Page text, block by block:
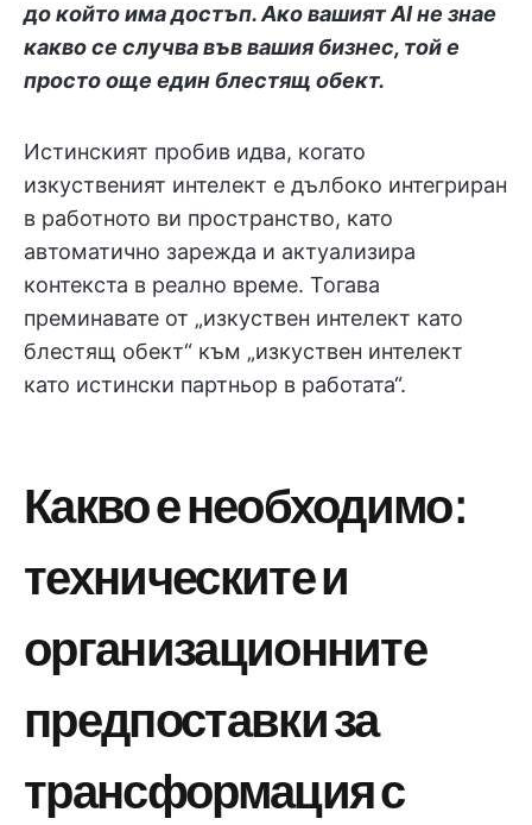
до който има достъп. Ако вашият AI не знае
какво се случва във вашия бизнес, той е
просто още един блестящ обект.
Истинският пробив идва, когато
изкуственият интелект е дълбоко интегриран
в работното ви пространство, като
автоматично зарежда и актуализира
контекста в реално време. Тогава
преминавате от „изкуствен интелект като
блестящ обект“ към „изкуствен интелект
като истински партньор в работата“.
Какво е необходимо:
техническите и
организационните
предпоставки за
трансформация с